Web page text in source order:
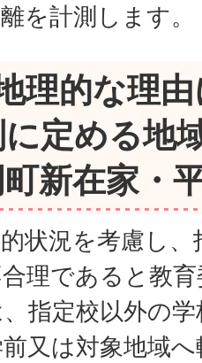
を計測します。
理的な理
定める地
新在家・
状況を考慮し
理であると教
指定校以外の
又は対象地域